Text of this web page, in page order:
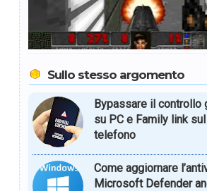
Sullo stesso argomento
Bypassare il controllo
su PC e Family link sul
telefono
Come aggiornare
Microsoft Defender